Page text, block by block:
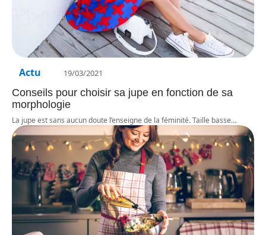
Actu 19/03/2021
Conseils pour choisir sa jupe en fonction de sa
morphologie
La jupe est sans aucun doute l’enseigne de la féminité. Taille basse…